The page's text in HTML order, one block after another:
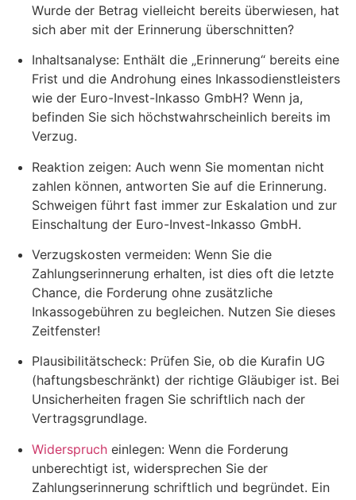
Wurde der Betrag vielleicht bereits überwiesen, hat
sich aber mit der Erinnerung überschnitten?
Inhaltsanalyse: Enthält die „Erinnerung“ bereits eine
Frist und die Androhung eines Inkassodienstleisters
wie der Euro-Invest-Inkasso GmbH? Wenn ja,
befinden Sie sich höchstwahrscheinlich bereits im
Verzug.
Reaktion zeigen: Auch wenn Sie momentan nicht
zahlen können, antworten Sie auf die Erinnerung.
Schweigen führt fast immer zur Eskalation und zur
Einschaltung der Euro-Invest-Inkasso GmbH.
Verzugskosten vermeiden: Wenn Sie die
Zahlungserinnerung erhalten, ist dies oft die letzte
Chance, die Forderung ohne zusätzliche
Inkassogebühren zu begleichen. Nutzen Sie dieses
Zeitfenster!
Plausibilitätscheck: Prüfen Sie, ob die Kurafin UG
(haftungsbeschränkt) der richtige Gläubiger ist. Bei
Unsicherheiten fragen Sie schriftlich nach der
Vertragsgrundlage.
Widerspruch einlegen: Wenn die Forderung
unberechtigt ist, widersprechen Sie der
Zahlungserinnerung schriftlich und begründet. Ein